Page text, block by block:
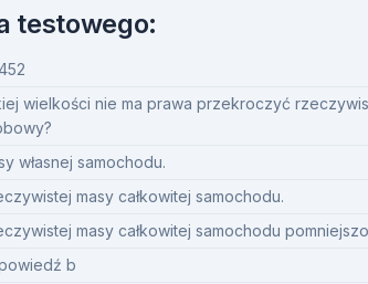
testowego:
wielkości nie ma prawa przekroczyć
własnej samochodu.
masy całkowitej samochodu.
masy całkowitej samochodu
b